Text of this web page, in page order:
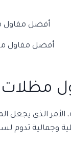
أفضل مقاول
مظلات
الأمر الذي
وجمالية تدوم